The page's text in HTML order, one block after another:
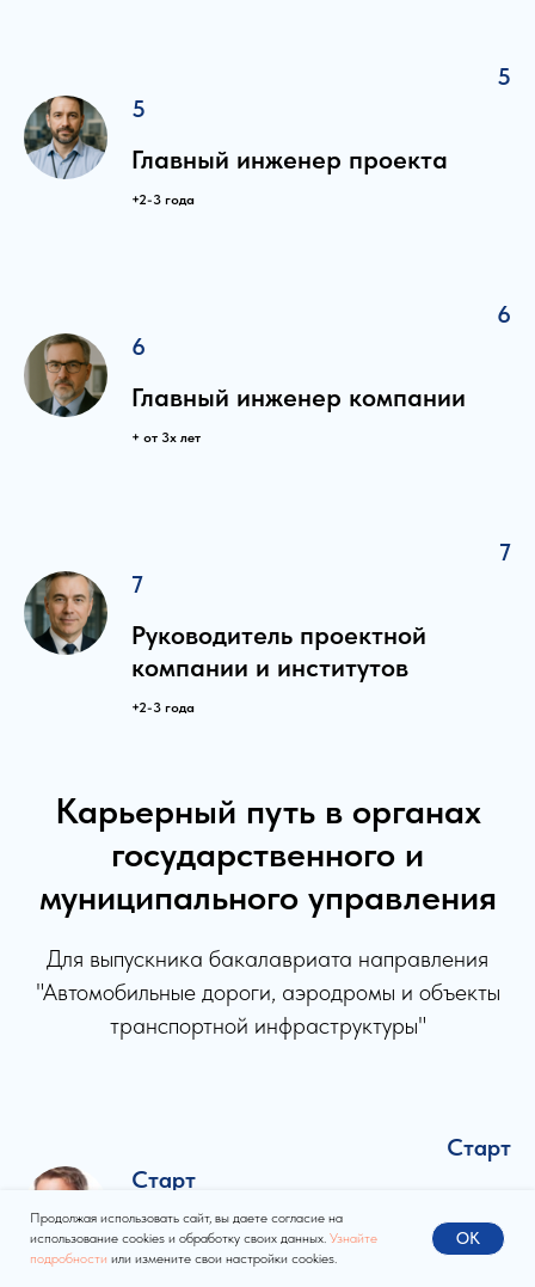
5
5
Главный инженер проекта
+2-3 года
6
6
Главный инженер компании
+ от 3х лет
7
7
Руководитель проектной
компании и институтов
+2-3 года
Карьерный путь в органах
государственного и
муниципального управления
Для выпускника бакалавриата направления
"Автомобильные дороги, аэродромы и объекты
транспортной инфраструктуры"
Старт
Старт
Студент
Продолжая использовать сайт, вы даете согласие на
использование cookies и обработку своих данных. Узнайте
подробности или измените свои настройки cookies.
OK